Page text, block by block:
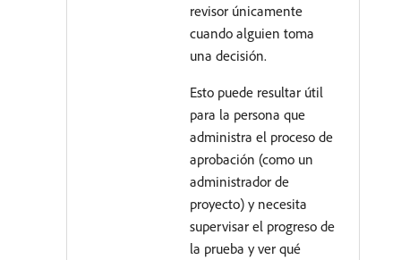
revisor únicamente
cuando alguien toma
una decisión.
Esto puede resultar útil
para la persona que
administra el proceso de
aprobación (como un
administrador de
proyecto) y necesita
supervisar el progreso de
la prueba y ver qué